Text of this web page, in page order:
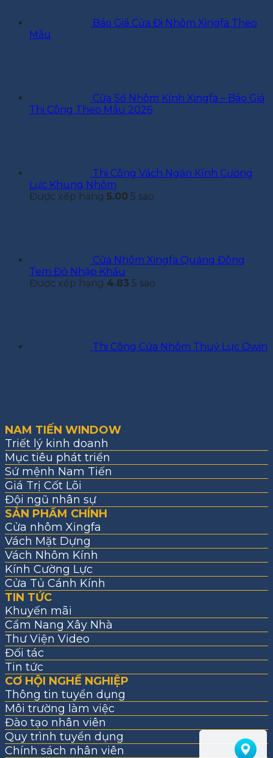
Báo Giá Cửa Đi Nhôm Xingfa Theo
Mẫu
Cửa Sổ Nhôm Kính Xingfa – Báo Giá
Thi Công Theo Mẫu 2026
Thi Công Vách Ngăn Kính Cường
Lực Khung Nhôm
Được xếp hạng 5.00 5 sao
Cửa Nhôm Xingfa Quảng Đông
Tem Đỏ Nhập Khẩu
Được xếp hạng 4.83 5 sao
Thi Công Cửa Nhôm Thuỷ Lực Owin
NAM TIẾN WINDOW
Triết lý kinh doanh
Mục tiêu phát triển
Sứ mệnh Nam Tiến
Giá Trị Cốt Lõi
Đội ngũ nhân sự
SẢN PHẨM CHÍNH
Cửa nhôm Xingfa
Vách Mặt Dựng
Vách Nhôm Kính
Kính Cường Lực
Cửa Tủ Cánh Kính
TIN TỨC
Khuyến mãi
Cẩm Nang Xây Nhà
Thư Viện Video
Đối tác
Tin tức
CƠ HỘI NGHỀ NGHIỆP
Thông tin tuyển dụng
Môi trường làm việc
Đào tạo nhân viên
Quy trình tuyển dụng
Chính sách nhân viên